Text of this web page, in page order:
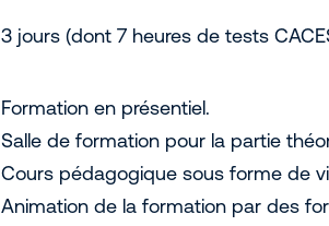
3 jours (dont 7 heures de tests
Formation en présentiel.
Salle de formation pour la partie
Cours pédagogique sous forme de
Animation de la formation par des